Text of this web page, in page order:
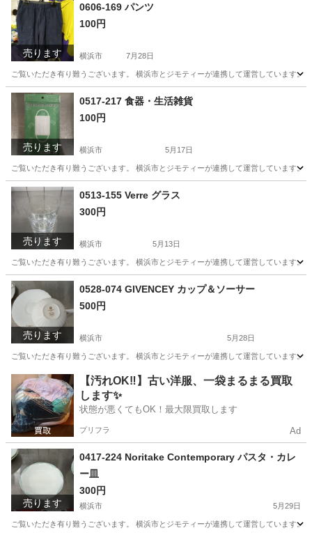
売ります
0606-169 パンツ
100円
横浜市 7月28日
ご覧いただき有り難うございます。 横浜市とジモティーが連携して運営していま
神奈川 横浜市 リユース
売ります
0517-217 食器・生活雑貨
100円
横浜市 5月17日
ご覧いただき有り難うございます。 横浜市とジモティーが連携して運営していま
神奈川 横浜市 リユース
売ります
0513-155 Verre グラス
300円
横浜市 5月13日
ご覧いただき有り難うございます。 横浜市とジモティーが連携して運営していま
神奈川 横浜市
売ります
0528-074 GIVENCEY カップ＆ソーサー
500円
横浜市 5月28日
ご覧いただき有り難うございます。 横浜市とジモティーが連携して運営していま
神奈川 横浜市 食器 リユース
【汚れOK‼️】古い洋服、一袋まるまる買取
します✨
状態が悪くてもOK！最大限買取します
プリフラ Ad
売ります
0417-224 Noritake Contemporary パスタ・カレ
ー皿
300円
横浜市 5月29日
ご覧いただき有り難うございます。 横浜市とジモティーが連携して運営していま